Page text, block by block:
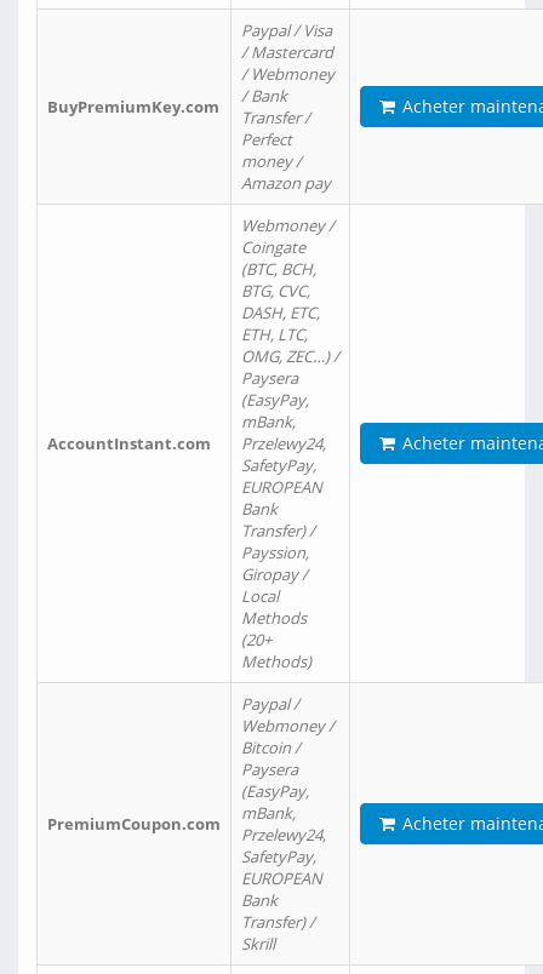
BuyPremiumKey.com
Paypal / Visa
/ Mastercard
/ Webmoney
/ Bank
Transfer /
Perfect
money /
Amazon pay
Acheter
AccountInstant.com
Webmoney /
Coingate
(BTC, BCH,
BTG, CVC,
DASH, ETC,
ETH, LTC,
OMG, ZEC…) /
Paysera
(EasyPay,
mBank,
Przelewy24,
SafetyPay,
EUROPEAN
Bank
Transfer) /
Payssion,
Giropay /
Local
Methods
(20+
Methods)
Acheter
PremiumCoupon.com
Paypal /
Webmoney /
Bitcoin /
Paysera
(EasyPay,
mBank,
Przelewy24,
SafetyPay,
EUROPEAN
Bank
Transfer) /
Skrill
Acheter